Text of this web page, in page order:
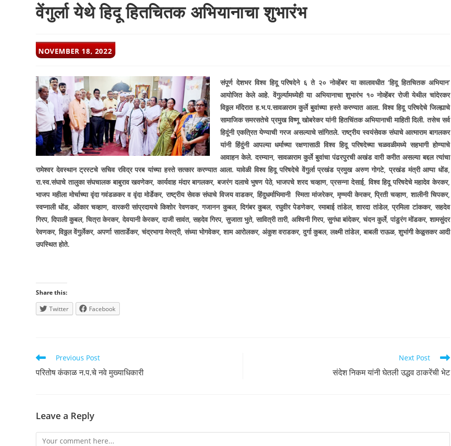
वेंगुर्ला येथे हिदू हितचितक अभियानाचा शुभारंभ
POST
PUBLISHED:
NOVEMBER 18, 2022
संपूर्ण देशभर विश्व हिदू परिषदेने ६ ते २० नोव्हेंबर या कालावधीत‘हिदू हितचितक अभियान‘
आयोजित केले आहे. वेंगुर्ल्यामध्येही या अभियानाचा शुभारंभ १० नोव्हेंबर रोजी येथील चांदेरकर
विठ्ठल मंदिरात ह.भ.प.सावळाराम कुर्ले बुवांच्या हस्ते करण्यात आला. विश्व हिदू परिषदेचे जिल्ह्याचे
सामाजिक समरसतेचे प्रमुख विष्णू खोबरेकर यांनी हितचिंतक अभियानाची माहिती दिली. तसेच सर्व
हिदूंनी एकत्रित येण्याची गरज असल्याचे सांगितले. राष्ट्रीय स्वयंसेवक संघाचे आत्माराम बागलकर
यांनी हिंदुंनी आपल्या धर्माच्या रक्षणासाठी विश्व हिदू परिषदेच्या चळवळीमध्ये सहभागी होण्याचे
आवाहन केले. दरम्यान,सावळाराम कुर्ले बुवांचा पंढरपुरची अखंड वारी करीत असल्या बद्दल त्यांचा
रामेश्वर देवस्थान ट्रस्टचे सचिव रविद्र परब यांच्या हस्ते सत्कार करण्यात आला. यावेळी विश्व हिदू परिषदेचे वेंगुर्ला प्रखंड प्रमुख अरुण गोगटे,प्रखंड मंत्री आप्पा धोंड,
रा.स्व.संघाचे तालुका संघचालक बाबुराव खवणेकर,कार्यवाह मंदार बागलकर,बजरंग दलाचे भुषण पेठे,भाजपचे शरद चव्हाण,प्रसन्ना देसाई,विश्व हिदू परिषदेचे महादेव केरकर,
भाजप महीला मोर्चाच्या वृंदा गवंडळकर व वृंदा मोर्डेकर,राष्ट्रीय सेवक संघाचे विजय वाडकर,हिंदुधर्माभिमानी स्मिता मांजरेकर,मृण्मयी केरकर,प्रिती चव्हाण,शालीनी चिपकर,
स्वप्नाली धोंड, ओंकार चव्हाण,वारकरी सांप्रदायचे किशोर रेवणकर,गजानन कुबल,दिगंबर कुबल,रघुवीर पेडणेकर,रमाबाई तांडेल,शारदा तांडेल,प्रमिला टांककर,सहदेव
गिरप,दिपाली कुबल,चित्रा केरकर,देवयानी केरकर,दाजी सावंत,सहदेव गिरप,सुजाता भुते,सावित्री तारी, अश्विनी गिरप,सुगंधा बांदेकर,चंदन कुर्ले,पांडुरंग मोंडकर,शामसुंदर
रेवणकर,विठ्ठल वेंगुर्लेकर,अपर्णा सातार्डेकर,चंद्रभागा मेस्त्री,संध्या भोगवेकर,शाम आरोलकर, अंकुश वराडकर,दुर्गा कुबल,लक्ष्मी तांडेल,बाबली राऊळ,शुभांगी केळुसकर आदी
उपस्थित होते.
Share this:
Twitter
Facebook
Read
more
articles
Previous Post
परितोष कंकाळ न.प.चे नवे मुख्याधिकारी
Next Post
संदेश निकम यांनी घेतली उद्धव ठाकरेंची भेट
Leave a Reply
Comment